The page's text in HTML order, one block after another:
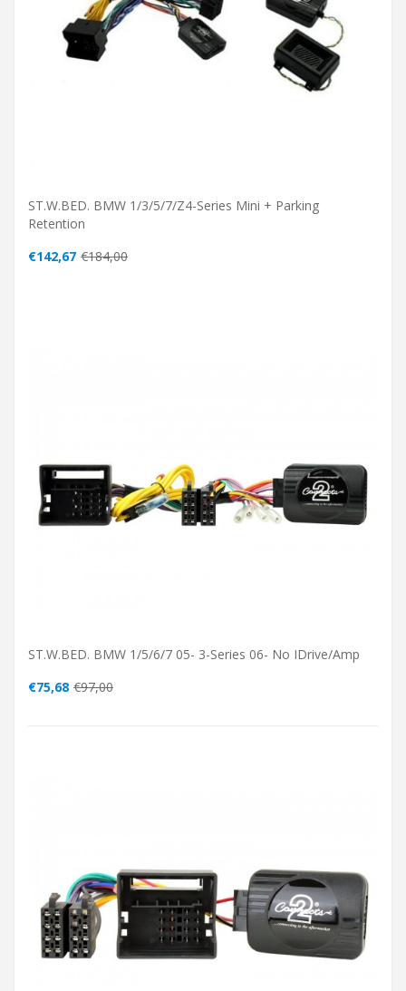
ST.W.BED. BMW 1/3/5/7/Z4-Series Mini + Parking
Retention
€142,67 €184,00
ST.W.BED. BMW 1/5/6/7 05- 3-Series 06- No IDrive/Amp
€75,68 €97,00